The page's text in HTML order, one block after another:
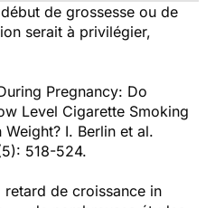
de grossesse ou de
serait à privilégier,
Pregnancy: Do
Level Cigarette Smoking
Weight? I. Berlin et al.
518-524.
retard de croissance in